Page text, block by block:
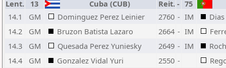
Lent.
13 Cuba (CUB) Reit. - 75
14.1
GM Dominguez Perez Leinier 2760 - IM
14.2
GM Bruzon Batista Lazaro 2664 - IM
14.3
GM Quesada Perez Yuniesky 2649 - IM
14.4
GM Gonzalez Vidal Yuri 2550 -